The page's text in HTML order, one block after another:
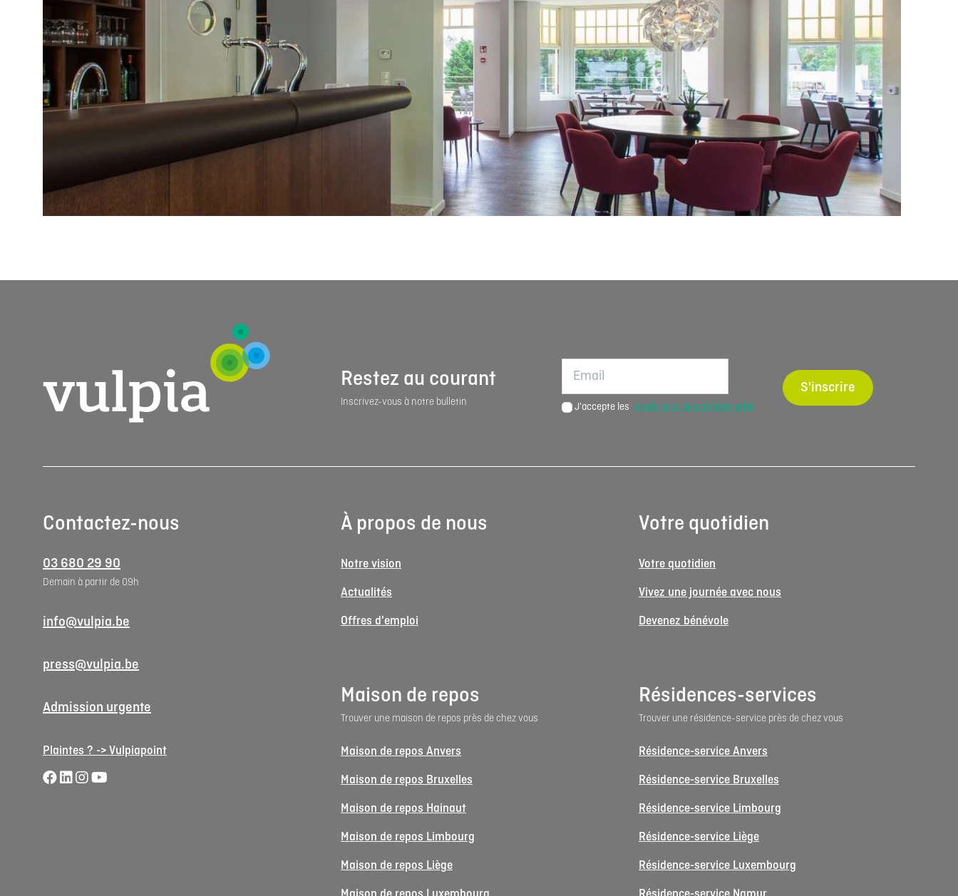
Restez au courant
Inscrivez-vous à notre bulletin J'accepte les conditions de confidentialité
S'inscrire
Contactez-nous
03 680 29 90
Demain à partir de 09h
info@vulpia.be
press@vulpia.be
Admission urgente
Plaintes ? -> Vulpiapoint
À propos de nous
Notre vision
Actualités
Offres d'emploi
Maison de repos
Trouver une maison de repos près de chez vous
Maison de repos Anvers
Maison de repos Bruxelles
Maison de repos Hainaut
Maison de repos Limbourg
Maison de repos Liège
Votre quotidien
Votre quotidien
Vivez une journée avec nous
Devenez bénévole
Résidences-services
Trouver une résidence-service près de chez vous
Résidence-service Anvers
Résidence-service Bruxelles
Résidence-service Limbourg
Résidence-service Liège
Résidence-service Luxembourg